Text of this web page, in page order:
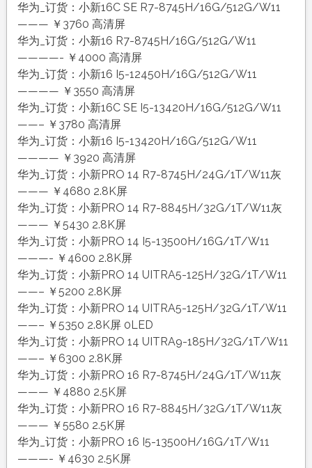
华为_订货：小新16C SE R7-8745H/16G/512G/W11
——— ￥3760 高清屏
华为_订货：小新16 R7-8745H/16G/512G/W11
————- ￥4000 高清屏
华为_订货：小新16 I5-12450H/16G/512G/W11
———— ￥3550 高清屏
华为_订货：小新16C SE I5-13420H/16G/512G/W11
——– ￥3780 高清屏
华为_订货：小新16 I5-13420H/16G/512G/W11
———— ￥3920 高清屏
华为_订货：小新PRO 14 R7-8745H/24G/1T/W11灰
——— ￥4680 2.8K屏
华为_订货：小新PRO 14 R7-8845H/32G/1T/W11灰
——— ￥5430 2.8K屏
华为_订货：小新PRO 14 I5-13500H/16G/1T/W11
———- ￥4600 2.8K屏
华为_订货：小新PRO 14 UITRA5-125H/32G/1T/W11
——– ￥5200 2.8K屏
华为_订货：小新PRO 14 UITRA5-125H/32G/1T/W11
——– ￥5350 2.8K屏 0LED
华为_订货：小新PRO 14 UITRA9-185H/32G/1T/W11
——– ￥6300 2.8K屏
华为_订货：小新PRO 16 R7-8745H/24G/1T/W11灰
——— ￥4880 2.5K屏
华为_订货：小新PRO 16 R7-8845H/32G/1T/W11灰
——— ￥5580 2.5K屏
华为_订货：小新PRO 16 I5-13500H/16G/1T/W11
———- ￥4630 2.5K屏